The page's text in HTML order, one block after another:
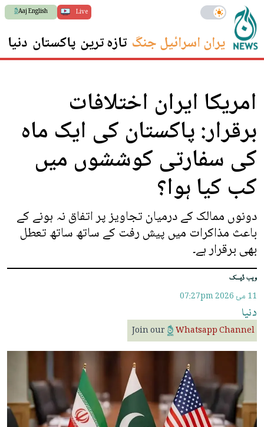
Live
Aaj English
ایران اسرائیل جنگ تازہ ترین پاکستان دنیا
امریکا ایران اختلافات
برقرار: پاکستان کی ایک ماہ
کی سفارتی کوششوں میں
کب کیا ہوا؟
دونوں ممالک کے درمیان تجاویز پر اتفاق نہ ہونے کے
باعث مذاکرات میں پیش رفت کے ساتھ ساتھ تعطل
بھی برقرار ہے۔
ویب ڈیسک
11 مئ 2026 07:27pm
دنیا
Join our Whatsapp Channel